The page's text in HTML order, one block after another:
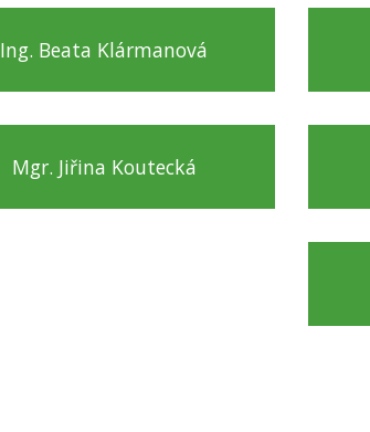
Ing. Beata Klármanová
Mgr. Jiřina Koutecká